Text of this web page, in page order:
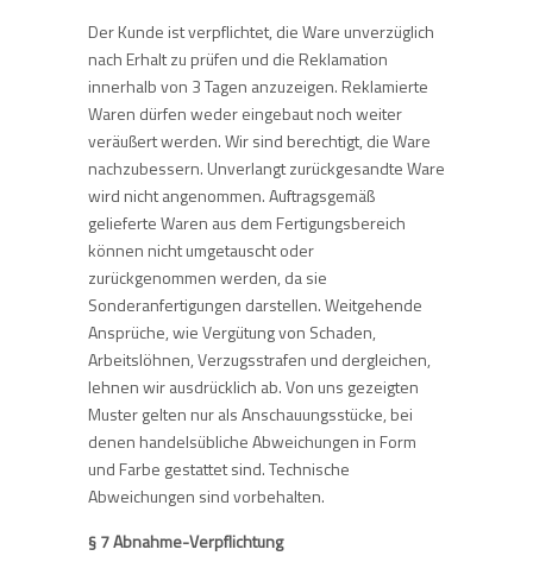
Der Kunde ist verpflichtet, die Ware unverzüglich
nach Erhalt zu prüfen und die Reklamation
innerhalb von 3 Tagen anzuzeigen. Reklamierte
Waren dürfen weder eingebaut noch weiter
veräußert werden. Wir sind berechtigt, die Ware
nachzubessern. Unverlangt zurückgesandte Ware
wird nicht angenommen. Auftragsgemäß
gelieferte Waren aus dem Fertigungsbereich
können nicht umgetauscht oder
zurückgenommen werden, da sie
Sonderanfertigungen darstellen. Weitgehende
Ansprüche, wie Vergütung von Schaden,
Arbeitslöhnen, Verzugsstrafen und dergleichen,
lehnen wir ausdrücklich ab. Von uns gezeigten
Muster gelten nur als Anschauungsstücke, bei
denen handelsübliche Abweichungen in Form
und Farbe gestattet sind. Technische
Abweichungen sind vorbehalten.
§ 7 Abnahme-Verpflichtung